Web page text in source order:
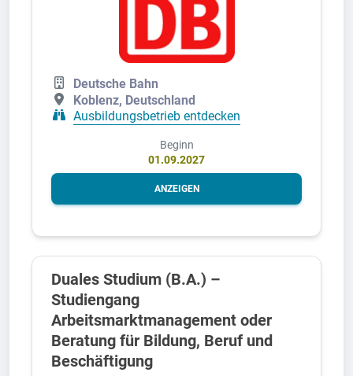
Deutsche Bahn
Koblenz, Deutschland
Ausbildungsbetrieb entdecken
Beginn
01.09.2027
ANZEIGEN
Duales Studium (B.A.) –
Studiengang
Arbeitsmarktmanagement oder
Beratung für Bildung, Beruf und
Beschäftigung